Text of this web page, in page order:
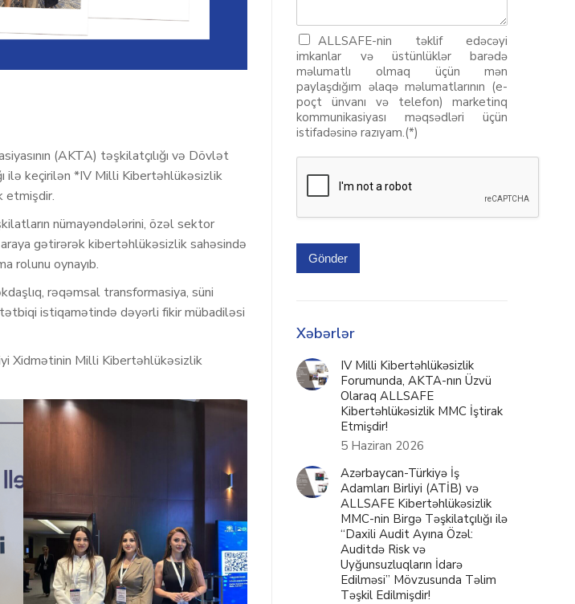
(AKTA) təşkilatçılığı və Dövlət
ilə keçirilən *IV Milli Kibertəhlükəsizlik
etmişdir.
nümayəndələrini, özəl sektor
gətirərək kibertəhlükəsizlik sahəsində
rolunu oynayıb.
rəqəmsal transformasiya, süni
istiqamətində dəyərli fikir mübadiləsi
Xidmətinin Milli Kibertəhlükəsizlik
ALLSAFE-nin təklif edəcəyi
imkanlar və üstünlüklər barədə
məlumatlı olmaq üçün mən
paylaşdığım əlaqə məlumatlarının (e-
poçt ünvanı və telefon) marketinq
kommunikasiyası məqsədləri üçün
istifadəsinə razıyam.(*)
Gönder
Xəbərlər
IV Milli Kibertəhlükəsizlik
Forumunda, AKTA-nın Üzvü
Olaraq ALLSAFE
Kibertəhlükəsizlik MMC İştirak
Etmişdir!
5 Haziran 2026
Azərbaycan-Türkiyə İş
Adamları Birliyi (ATİB) və
ALLSAFE Kibertəhlükəsizlik
MMC-nin Birgə Təşkilatçılığı ilə
“Daxili Audit Ayına Özəl:
Auditdə Risk və
Uyğunsuzluqların İdarə
Edilməsi” Mövzusunda Təlim
Təşkil Edilmişdir!